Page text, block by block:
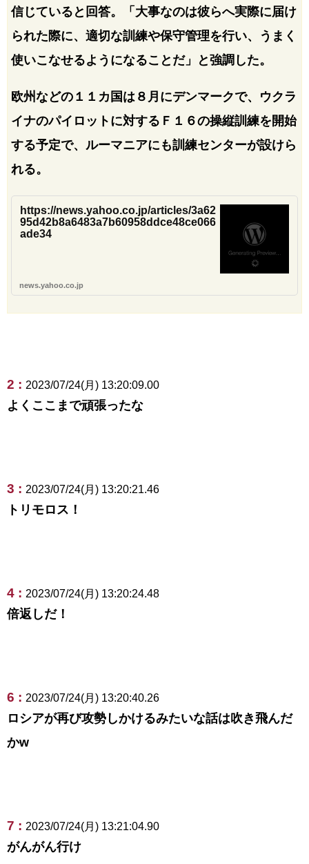
信じていると回答。「大事なのは彼らへ実際に届け
られた際に、適切な訓練や保守管理を行い、うまく
使いこなせるようになることだ」と強調した。
欧州などの１１カ国は８月にデンマークで、ウクラ
イナのパイロットに対するＦ１６の操縦訓練を開始
する予定で、ルーマニアにも訓練センターが設けら
れる。
https://news.yahoo.co.jp/articles/3a62
95d42b8a6483a7b60958ddce48ce066
ade34
news.yahoo.co.jp
2 : 2023/07/24(月) 13:20:09.00
よくここまで頑張ったな
3 : 2023/07/24(月) 13:20:21.46
トリモロス！
4 : 2023/07/24(月) 13:20:24.48
倍返しだ！
6 : 2023/07/24(月) 13:20:40.26
ロシアが再び攻勢しかけるみたいな話は吹き飛んだ
かw
7 : 2023/07/24(月) 13:21:04.90
がんがん行け